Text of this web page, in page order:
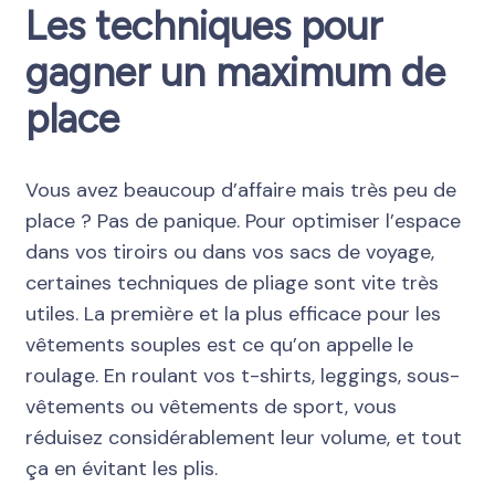
Les techniques pour
gagner un maximum de
place
Vous avez beaucoup d’affaire mais très peu de
place ? Pas de panique. Pour optimiser l’espace
dans vos tiroirs ou dans vos sacs de voyage,
certaines techniques de pliage sont vite très
utiles. La première et la plus efficace pour les
vêtements souples est ce qu’on appelle le
roulage. En roulant vos t-shirts, leggings, sous-
vêtements ou vêtements de sport, vous
réduisez considérablement leur volume, et tout
ça en évitant les plis.